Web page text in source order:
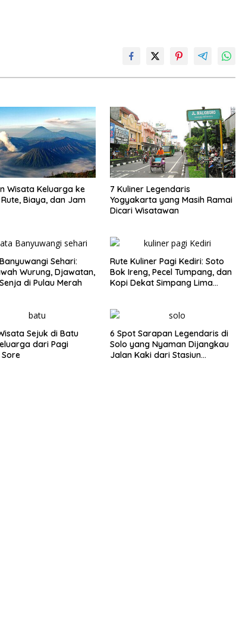
Wisata Keluarga ke
Biaya, dan Jam
7 Kuliner Legendaris
Yogyakarta yang Masih Ramai
Dicari Wisatawan
Sehari:
Wurung, Djawatan,
di Pulau Merah
Rute Kuliner Pagi Kediri: Soto
Bok Ireng, Pecel Tumpang, dan
Kopi Dekat Simpang Lima
Sejuk di Batu
dari Pagi
6 Spot Sarapan Legendaris di
Solo yang Nyaman Dijangkau
Jalan Kaki dari Stasiun